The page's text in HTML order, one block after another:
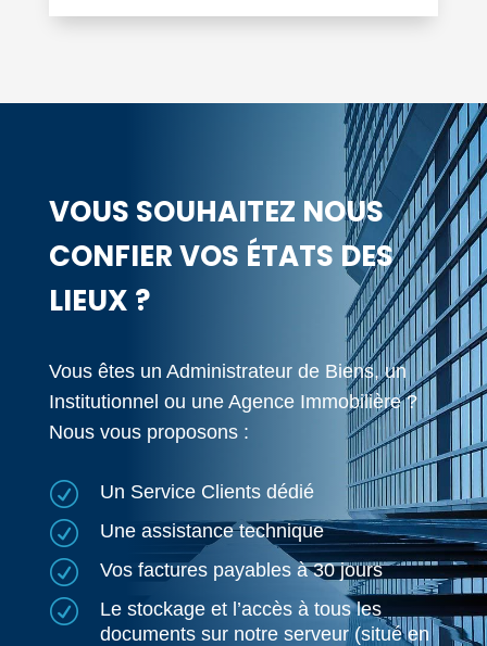
VOUS SOUHAITEZ NOUS
CONFIER VOS ÉTATS DES
LIEUX ?
Vous êtes un Administrateur de Biens, un
Institutionnel ou une Agence Immobilière ?
Nous vous proposons :
R Un Service Clients dédié
R Une assistance technique
R Vos factures payables à 30 jours
R
Le stockage et l’accès à tous les
documents sur notre serveur (situé en